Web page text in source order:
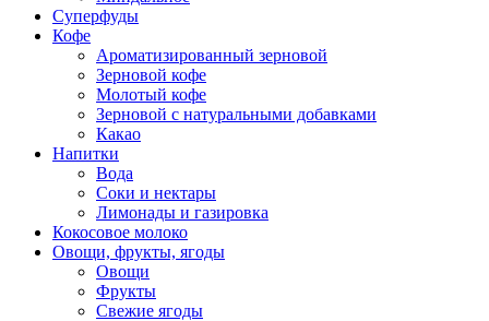
Суперфуды
Кофе
Ароматизированный зерновой
Зерновой кофе
Молотый кофе
Зерновой с натуральными добавками
Какао
Напитки
Вода
Соки и нектары
Лимонады и газировка
Кокосовое молоко
Овощи, фрукты, ягоды
Овощи
Фрукты
Свежие ягоды